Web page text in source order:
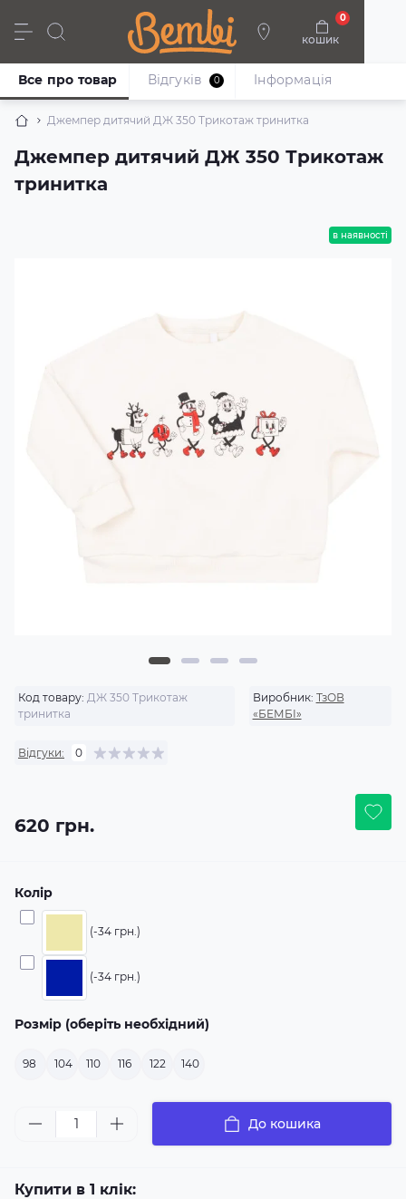
кошик
0
Дівчата Хлопці Немовлята Взуття
Джемпер дитячий ДЖ 350 Трикотаж тринитка
Джемпер дитячий ДЖ 350 Трикотаж
тринитка
Все про товар Відгуків 0 Iнформація
в наявності
Код товару: ДЖ 350 Трикотаж
тринитка
Виробник: ТзОВ
«БЕМБІ»
Відгуки: 0
620 грн.
Колір
(-34 грн.)
(-34 грн.)
Розмір (оберіть необхідний)
98 104 110 116 122 140
До кошика
Купити в 1 клік: